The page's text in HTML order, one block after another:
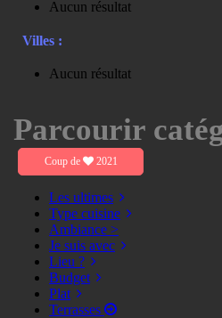
Aucun résultat
Villes :
Aucun résultat
Parcourir
Coup de 2021
Les ultimes
Type cuisine
Ambiance >
Je suis avec
Lieu ?
Budget
Plat
Terrasses